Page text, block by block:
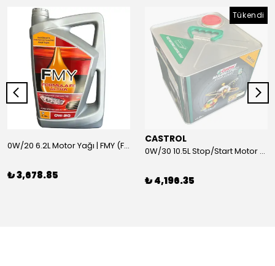
0W/20 6.2L Motor Yağı | FMY (Ford Motor Yağları)
₺ 3,678.85
Tükendi
CASTROL
0W/30 10.5L Stop/Start Motor Yağı | CASTROL
₺ 4,196.35